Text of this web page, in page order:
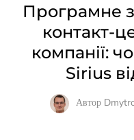
Програмне
контакт-
компанії:
Sirius
Автор